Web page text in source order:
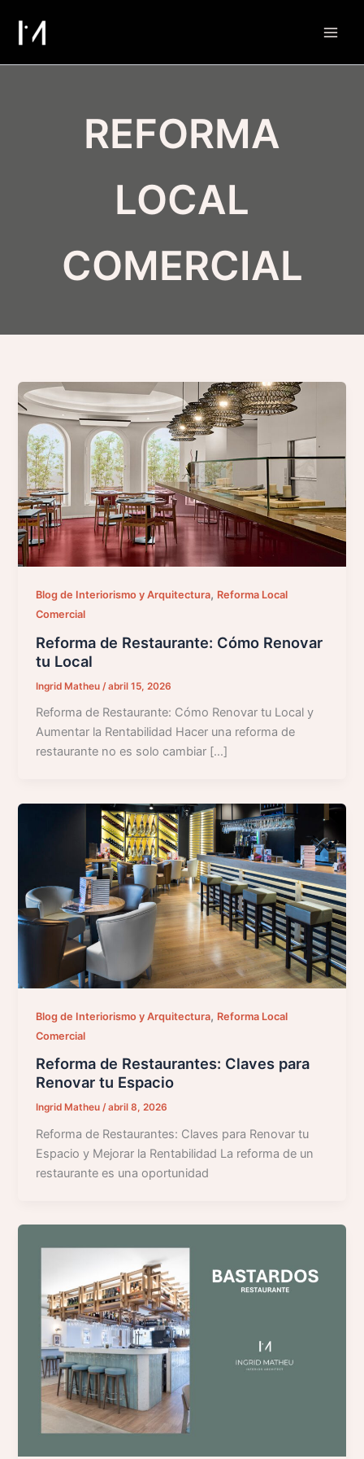
contenido
REFORMA
LOCAL
COMERCIAL
Blog de Interiorismo y Arquitectura, Reforma Local
Comercial
Reforma de Restaurante: Cómo Renovar
tu Local
Ingrid Matheu /abril 15, 2026
Reforma de Restaurante: Cómo Renovar tu Local y
Aumentar la Rentabilidad Hacer una reforma de
restaurante no es solo cambiar […]
Blog de Interiorismo y Arquitectura, Reforma Local
Comercial
Reforma de Restaurantes: Claves para
Renovar tu Espacio
Ingrid Matheu/abril 8, 2026
Reforma de Restaurantes: Claves para Renovar tu
Espacio y Mejorar la Rentabilidad La reforma de un
restaurante es una oportunidad